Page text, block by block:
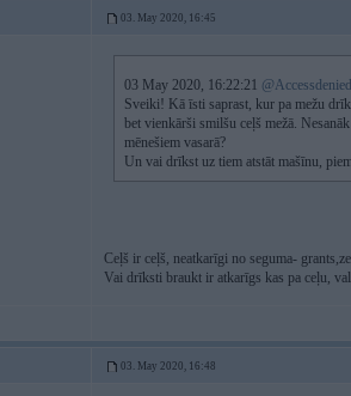
03. May 2020, 16:45
03 May 2020, 16:22:21 @Accessdenied
Sveiki! Kā īsti saprast, kur pa mežu
bet vienkārši smilšu ceļš mežā.
mēnešiem vasarā?
Un vai drīkst uz tiem atstāt mašīnu,
Ceļš ir ceļš, neatkarīgi no seguma-
Vai drīksti braukt ir atkarīgs kas pa ceļu,
03. May 2020, 16:48